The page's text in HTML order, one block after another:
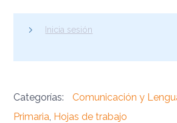
Inicia sesión
Categorías: Comunicación y
Primaria Hojas de trabajo